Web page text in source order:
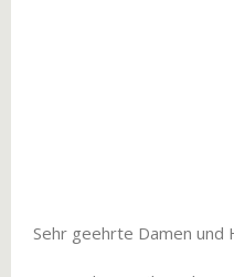
Sehr geehrte Damen und